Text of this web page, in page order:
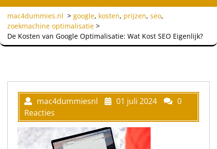
mac4dummies.nl > google, kosten, prijzen, seo,
zoekmachine optimalisatie >
De Kosten van Google Optimalisatie: Wat Kost SEO Eigenlijk?
mac4dummiesnl 01 juli 2024
0
Reacties